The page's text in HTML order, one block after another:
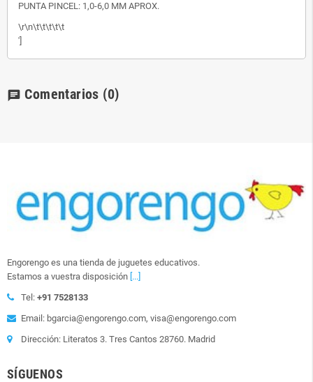
PUNTA PINCEL: 1,0-6,0 MM APROX.
\r\n\t\t\t\t\t
']
chat Comentarios (0)
Engorengo es una tienda de juguetes educativos.
Estamos a vuestra disposición [...]
Tel: +91 7528133
Email: bgarcia@engorengo.com, visa@engorengo.com
Dirección: Literatos 3. Tres Cantos 28760. Madrid
SÍGUENOS